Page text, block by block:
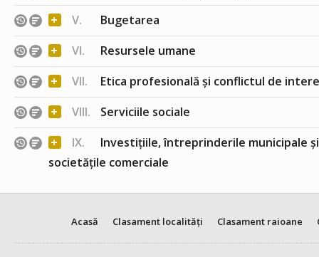
+ V. Bugetarea
+ VI. Resursele umane
+ VII. Etica profesională și conflictul de
+ VIII. Serviciile sociale
+ IX.
Investițiile, întreprinderile municipale
societățile comerciale
Acasă Clasament localități Clasament raioane